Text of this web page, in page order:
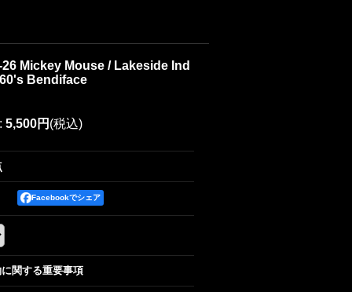
Mickey Mouse / Lakeside Ind
Bendiface
: 5,500円 (税込)
Facebookでシェア
関する重要事項